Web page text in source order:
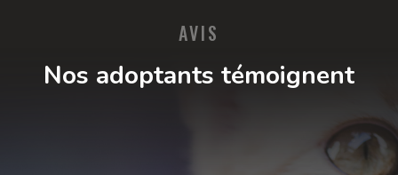
AVIS
Nos adoptants témoignent